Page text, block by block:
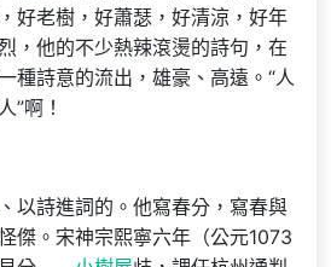
好老樹，好蕭瑟，好清涼，好年
，他的不少熱辣滾燙的詩句，在
種詩意的流出，雄豪、高遠。“人
”啊！
以詩進詞的。他寫春分，寫春與
傑。宋神宗熙寧六年（公元1073